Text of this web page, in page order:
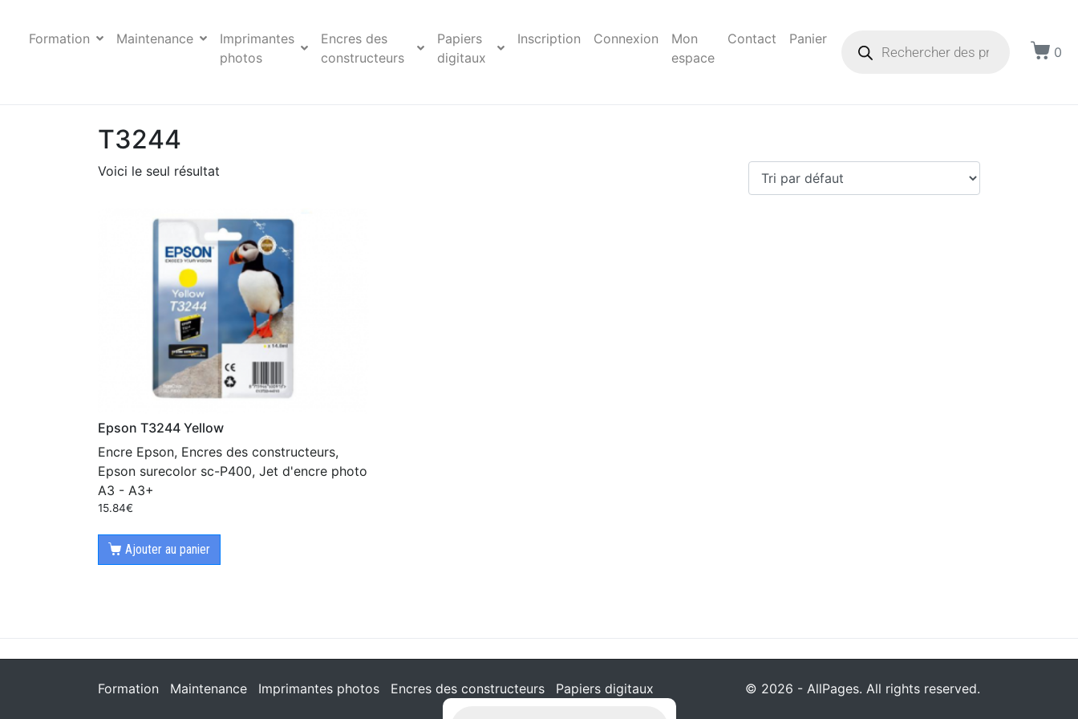
Formation Maintenance
Imprimantes
photos
Encres des
constructeurs
Papiers
digitaux
Inscription Connexion
Mon
espace
Contact
Panier
0
T3244
Voici le seul résultat
Epson T3244 Yellow
Encre Epson, Encres des constructeurs,
Epson surecolor sc-P400, Jet d'encre photo
A3 - A3+
15.84€
Ajouter au panier
Formation Maintenance Imprimantes photos Encres des constructeurs Papiers digitaux © 2026 - AllPages. All rights reserved.